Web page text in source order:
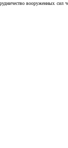
вооруженных